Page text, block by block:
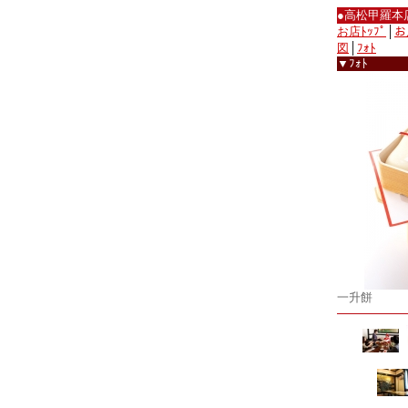
●高松甲羅本
お店ﾄｯﾌﾟ
図
ﾌｫﾄ
▼ﾌｫﾄ
一升餅